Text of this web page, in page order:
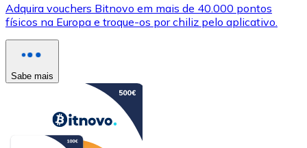
Adquira vouchers Bitnovo em mais de 40.000 pontos
físicos na Europa e troque-os por chiliz pelo aplicativo.
Sabe mais